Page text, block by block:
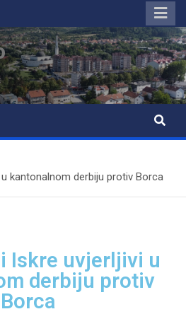
kantonalnom derbiju protiv Borca
Iskre uvjerljivi u
derbiju protiv
Borca